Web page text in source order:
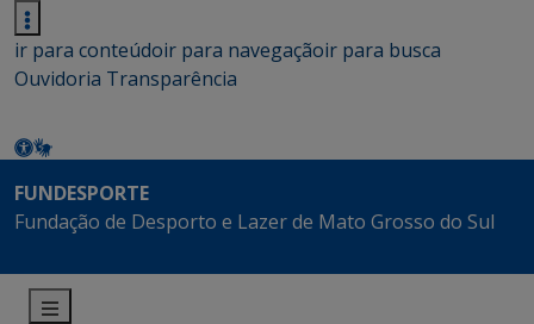
ir para conteúdoir para navegaçãoir para busca
Ouvidoria Transparência
FUNDESPORTE
Fundação de Desporto e Lazer de Mato Grosso do Sul